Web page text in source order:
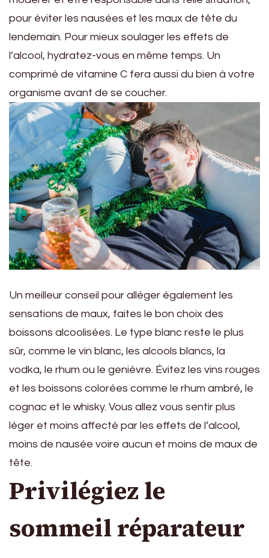
pour éviter les nausées et les maux de tête du
lendemain. Pour mieux soulager les effets de
l’alcool, hydratez-vous en même temps. Un
comprimé de vitamine C fera aussi du bien à votre
organisme avant de se coucher.
Un meilleur conseil pour alléger également les
sensations de maux, faites le bon choix des
boissons alcoolisées. Le type blanc reste le plus
sûr, comme le vin blanc, les alcools blancs, la
vodka, le rhum ou le genièvre. Évitez les vins rouges
et les boissons colorées comme le rhum ambré, le
cognac et le whisky. Vous allez vous sentir plus
léger et moins affecté par les effets de l’alcool,
moins de nausée voire aucun et moins de maux de
tête.
Privilégiez le
sommeil réparateur